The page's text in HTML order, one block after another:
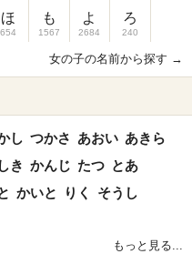
ほ
654
も
1567
よ
2684
ろ
240
女の子の名前から探す →
し つかさ あおい あきら
き かんじ たつ とあ
かいと りく
そうし
もっと見る...